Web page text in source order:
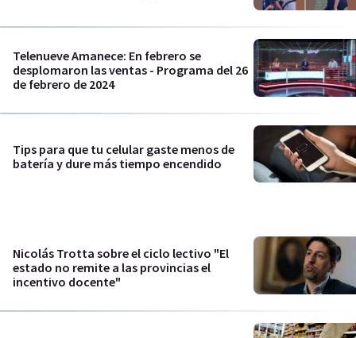
Telenueve Amanece: En febrero se
desplomaron las ventas - Programa del 26
de febrero de 2024
Tips para que tu celular gaste menos de
batería y dure más tiempo encendido
Nicolás Trotta sobre el ciclo lectivo "El
estado no remite a las provincias el
incentivo docente"